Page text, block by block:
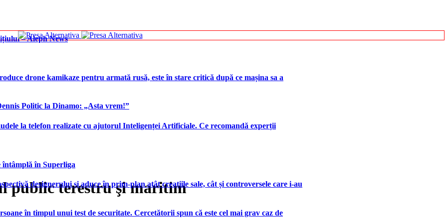
– Aleph News
drone kamikaze pentru armată rusă, este în stare critică după ce mașina sa a
Politic la Dinamo: „Asta vrem!”
la telefon realizate cu ajutorul Inteligenței Artificiale. Ce recomandă experții
întâmplă în Superliga
designerului și aduce în prim-plan atât creațiile sale, cât și controversele care i-au
în timpul unui test de securitate. Cercetătorii spun că este cel mai grav caz de
public terestru şi maritim